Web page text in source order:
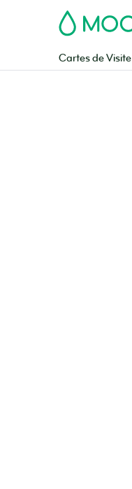
MOO
Cartes de Visite